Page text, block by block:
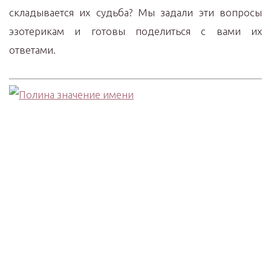
складывается их судьба? Мы задали эти вопросы
эзотерикам и готовы поделиться с вами их
ответами.